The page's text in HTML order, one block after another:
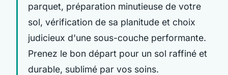
parquet, préparation minutieuse de votre
sol, vérification de sa planitude et choix
judicieux d'une sous-couche performante.
Prenez le bon départ pour un sol raffiné et
durable, sublimé par vos soins.